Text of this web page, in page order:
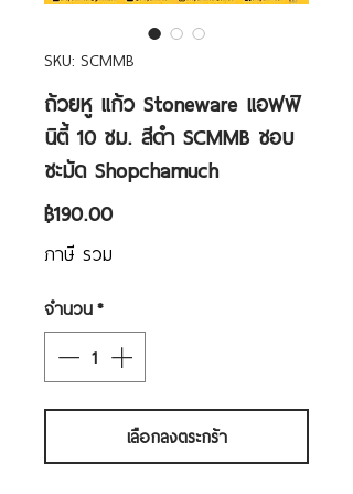
SKU: SCMMB
ถ้วยหู แก้ว Stoneware แอฟฟิ
นิตี้ 10 ซม. สีดำ SCMMB ชอบ
ชะมัด Shopchamuch
฿190.00ราคา
ภาษี รวม
จำนวน*
เลือกลงตระกร้า